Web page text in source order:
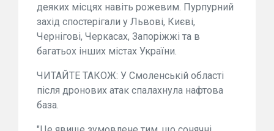
деяких місцях навіть рожевим. Пурпурний
захід спостерігали у Львові, Києві,
Чернігові, Черкасах, Запоріжжі та в
багатьох інших містах України.
ЧИТАЙТЕ ТАКОЖ: У Смоленській області
після дронових атак спалахнула нафтова
база.